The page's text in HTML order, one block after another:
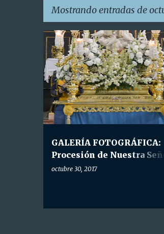
Mostrando entradas de
E
n
t
r
d
GALERÍA FOTOGRÁFICA:
Procesión de Nuestra
de Fátima.
octubre 30, 2017
A. P. NTRA. SRA. DEL ROSARIO DE FÁTIMA
GALERÍA FOTOGRÁFICA